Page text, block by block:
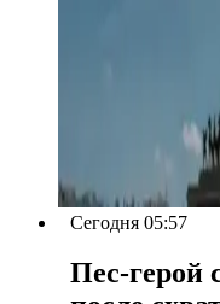
Сегодня 05:57
Пес-герой